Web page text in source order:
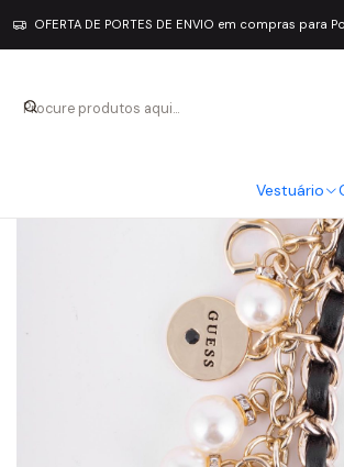
Vestuário
OFERTA DE PORTES DE ENVIO em compras